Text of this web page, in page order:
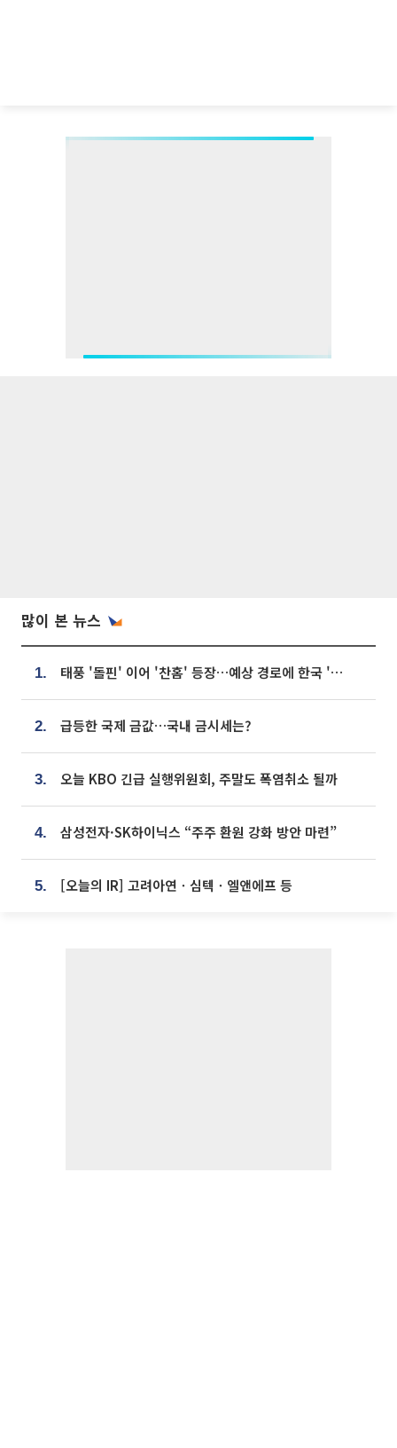
많이 본 뉴스
1. 태풍 '돌핀' 이어 '찬홈' 등장…예상 경로에 한국 '한숨'
2. 급등한 국제 금값…국내 금시세는?
3. 오늘 KBO 긴급 실행위원회, 주말도 폭염취소 될까
4. 삼성전자·SK하이닉스 “주주 환원 강화 방안 마련”
5. [오늘의 IR] 고려아연ㆍ심텍ㆍ엘앤에프 등